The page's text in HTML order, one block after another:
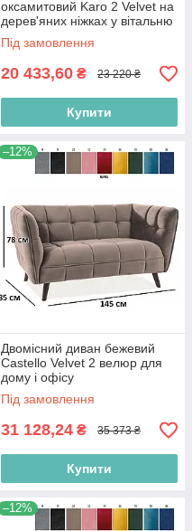
оксамитовий Karo 2 Velvet на
дерев'яних ніжках у вітальню
Під замовлення
20 433,60 ₴ 23 220 ₴
Купити
–12%
Двомісний диван бежевий
Castello Velvet 2 велюр для
дому і офісу
Під замовлення
31 128,24 ₴ 35 373 ₴
Купити
–12%